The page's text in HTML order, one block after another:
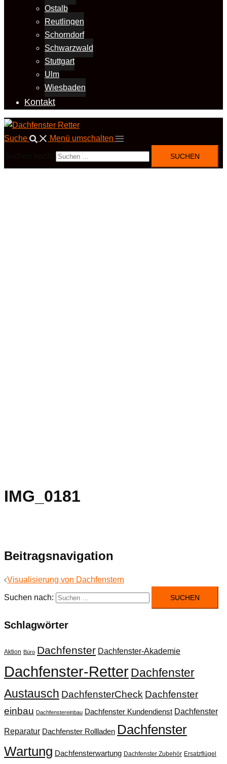
Ostalb
Reutlingen
Schorndorf
Schwarzwald
Stuttgart
Ulm
Wiesbaden
Kontakt
Suche Menü umschalten
IMG_0181
Beitragsnavigation
Visualisierung von Dachfenstern
Suchen nach:
Schlagwörter
Aktion Büro Dachfenster Dachfenster-Akademie
Dachfenster-RetterDachfenster
Austausch DachfensterCheck Dachfenster
einbau Dachfenstereinbau Dachfenster Kundendienst Dachfenster
Reparatur Dachfenster Rollladen Dachfenster
Wartung Dachfensterwartung Dachfenster Zubehör Ersatzflügel